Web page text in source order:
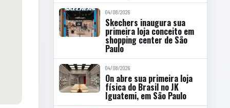
04/08/2026
Skechers inaugura sua
primeira loja conceito em
shopping center de São
Paulo
04/08/2026
On abre sua primeira loja
física do Brasil no JK
Iguatemi, em São Paulo